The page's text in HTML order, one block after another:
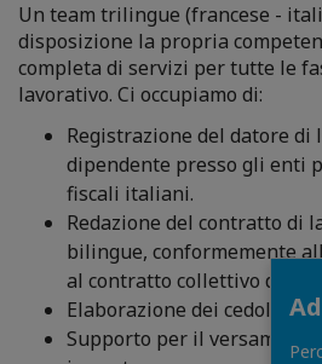
Un team trilingue (francese -
disposizione la propria
completa di servizi per tutte le
lavorativo. Ci occupiamo di:
Registrazione del datore di
dipendente presso gli enti
fiscali italiani.
Redazione del contratto di
bilingue, conformemente
al contratto collettivo di
Elaborazione dei cedolini
Supporto per il versamento